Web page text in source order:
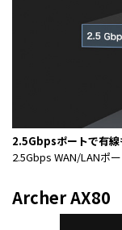
2.5Gbpsポートで有
2.5Gbps WAN/LANポ
Archer AX80